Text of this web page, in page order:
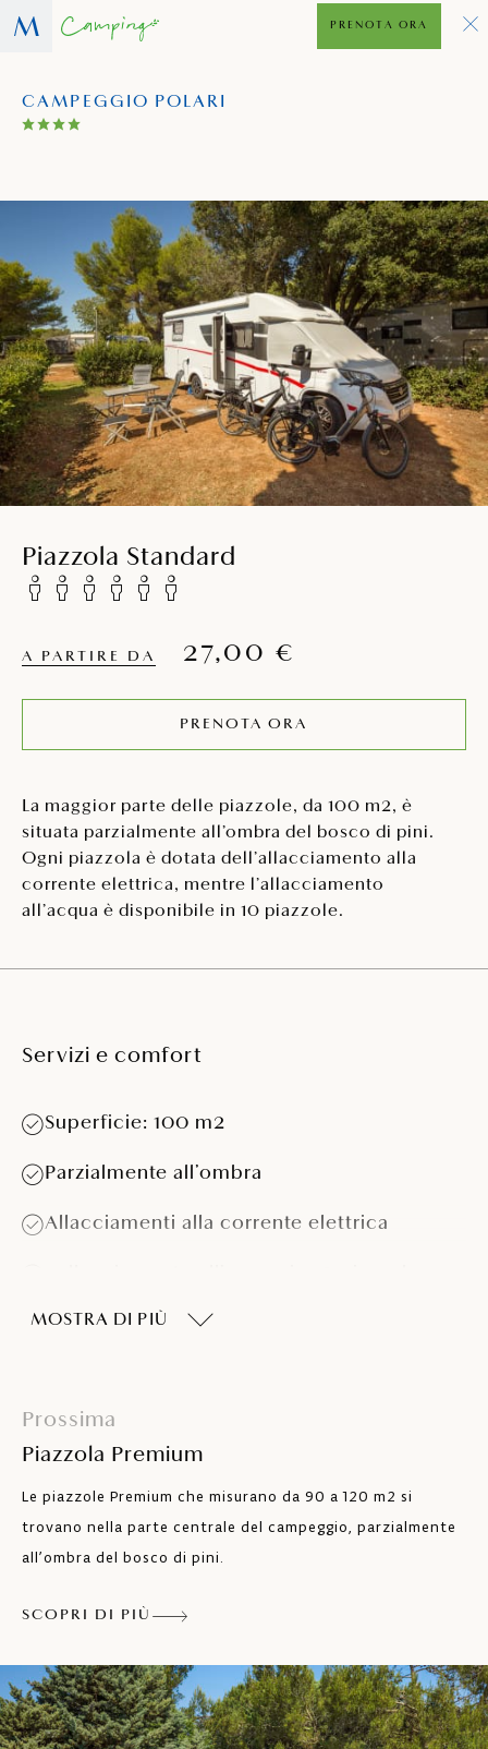
CAMPEGGIO POLARI
PRENOTA ORA
Piazzola Standard
A PARTIRE DA 27,00 €
PRENOTA ORA
La maggior parte delle piazzole, da 100 m2, è
situata parzialmente all’ombra del bosco di pini.
Ogni piazzola è dotata dell’allacciamento alla
corrente elettrica, mentre l’allacciamento
all’acqua è disponibile in 10 piazzole.
Servizi e comfort
Superficie: 100 m2
Parzialmente all’ombra
Allacciamenti alla corrente elettrica
Adatta per roulotte >5,5 m
MOSTRA DI PIÙ
Prossima
Piazzola Premium
Le piazzole Premium che misurano da 90 a 120 m2 si
trovano nella parte centrale del campeggio, parzialmente
all’ombra del bosco di pini.
SCOPRI DI PIÙ